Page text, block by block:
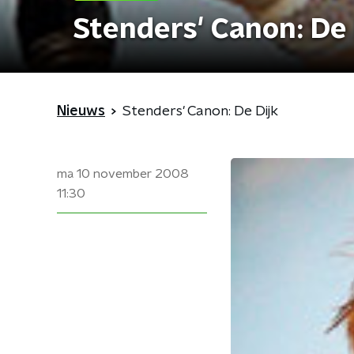
Stenders' Canon:
Nieuws Stenders' Canon: De Dijk
ma 10 november 2008
11:30